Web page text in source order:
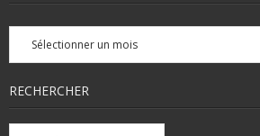
Archives
mensuelles
RECHERCHER